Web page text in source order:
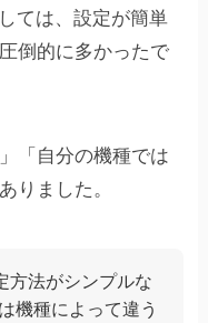
ては、設定が簡単
倒的に多かったで
「自分の機種では
りました。
方法がシンプルな
機種によって違う